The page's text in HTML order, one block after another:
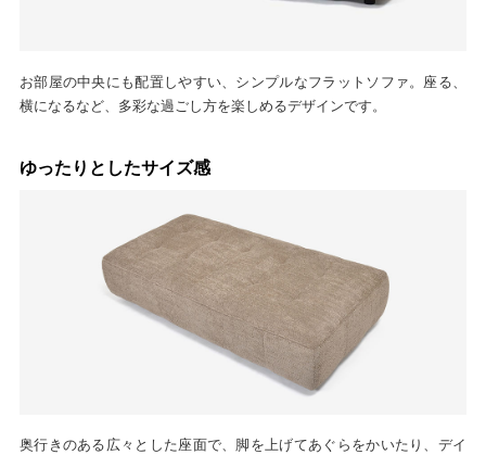
お部屋の中央にも配置しやすい、シンプルなフラットソファ。座る、
横になるなど、多彩な過ごし方を楽しめるデザインです。
ゆったりとしたサイズ感
奥行きのある広々とした座面で、脚を上げてあぐらをかいたり、デイ